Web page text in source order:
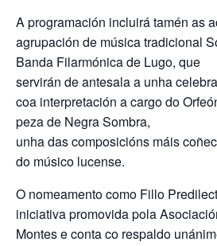
A programación incluirá tamén as
agrupación de música tradicional
Banda Filarmónica de Lugo, que
servirán de antesala a unha
coa interpretación a cargo do
peza de Negra Sombra,
unha das composicións máis
do músico lucense.
O nomeamento como Fillo
iniciativa promovida pola
Montes e conta co respaldo